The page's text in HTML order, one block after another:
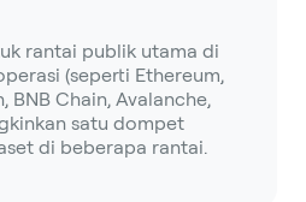
rantai publik utama di
(seperti Ethereum,
BNB Chain, Avalanche,
satu dompet
di beberapa rantai.